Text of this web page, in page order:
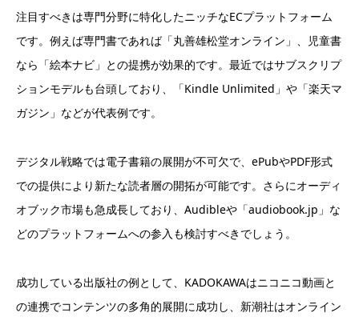
注目すべきは専門分野に特化したニッチなECプラットフォーム
です。例えば専門書であれば「丸善雄松堂オンライン」、児童書
なら「絵本ナビ」との提携が効果的です。最近ではサブスクリプ
ションモデルも台頭しており、「Kindle Unlimited」や「楽天マ
ガジン」などが代表例です。
デジタル戦略では電子書籍の展開が不可欠で、ePubやPDF形式
での提供により新たな読者層の開拓が可能です。さらにオーディ
オブック市場も急成長しており、Audibleや「audiobook.jp」な
どのプラットフォームへの参入も検討すべきでしょう。
成功している出版社の例として、KADOKAWAはニコニコ動画と
の連携でコンテンツの多角的展開に成功し、新潮社はオンライン